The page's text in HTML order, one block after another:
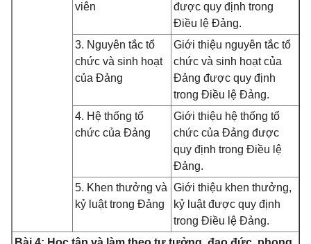
viên
được quy định trong
Điều lệ Đảng.
3. Nguyên tắc tổ
chức và sinh hoạt
của Đảng
Giới thiệu nguyên tắc tổ
chức và sinh hoạt của
Đảng được quy định
trong Điều lệ Đảng.
4. Hệ thống tổ
chức của Đảng
Giới thiệu hệ thống tổ
chức của Đảng được
quy định trong Điều lệ
Đảng.
5. Khen thưởng và
kỷ luật trong Đảng
Giới thiệu khen thưởng,
kỷ luật được quy định
trong Điều lệ Đảng.